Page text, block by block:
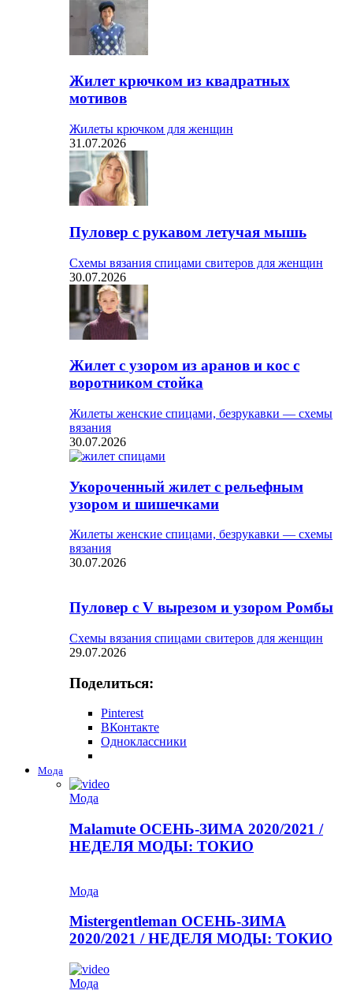
Жилет крючком из квадратных
мотивов
Жилеты крючком для женщин
31.07.2026
Пуловер с рукавом летучая мышь
Схемы вязания спицами свитеров для женщин
30.07.2026
Жилет с узором из аранов и кос с
воротником стойка
Жилеты женские спицами, безрукавки — схемы
вязания
30.07.2026
Укороченный жилет с рельефным
узором и шишечками
Жилеты женские спицами, безрукавки — схемы
вязания
30.07.2026
Пуловер с V вырезом и узором Ромбы
Схемы вязания спицами свитеров для женщин
29.07.2026
Поделиться:
Pinterest
ВКонтакте
Одноклассники
Мода
Мода
Malamute ОСЕНЬ-ЗИМА 2020/2021 /
НЕДЕЛЯ МОДЫ: ТОКИО
Мода
Mistergentleman ОСЕНЬ-ЗИМА
2020/2021 / НЕДЕЛЯ МОДЫ: ТОКИО
Мода